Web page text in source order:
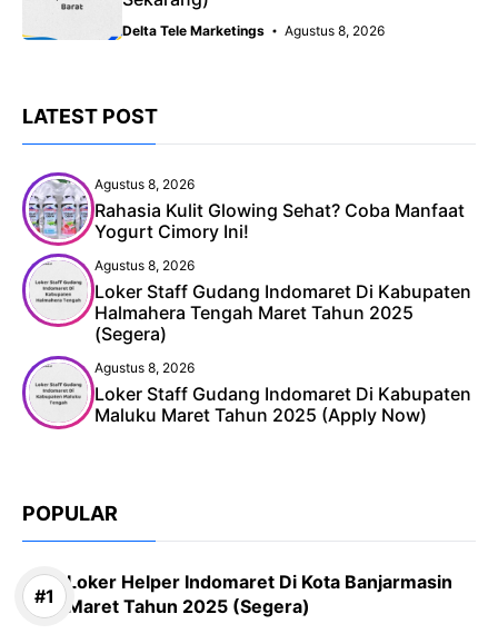
Delta Tele Marketings Agustus 8, 2026
LATEST POST
Agustus 8, 2026
Rahasia Kulit Glowing Sehat? Coba Manfaat
Yogurt Cimory Ini!
Agustus 8, 2026
Loker Staff Gudang Indomaret Di Kabupaten
Halmahera Tengah Maret Tahun 2025
(Segera)
Agustus 8, 2026
Loker Staff Gudang Indomaret Di Kabupaten
Maluku Maret Tahun 2025 (Apply Now)
POPULAR
Loker Helper Indomaret Di Kota Banjarmasin
Maret Tahun 2025 (Segera)